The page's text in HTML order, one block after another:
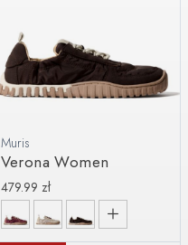
Muris
Verona Women
479.99 zł